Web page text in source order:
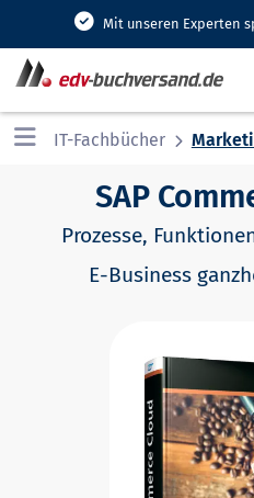
Mit unseren Experten
IT-Fachbücher
SAP
Prozesse,
E-Business